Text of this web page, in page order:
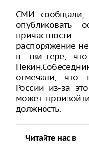
СМИ сообщали,
опубликовать
распоряжение не
в твиттере,
отмечали, что
России из-за
может
должность.
Читайте нас в